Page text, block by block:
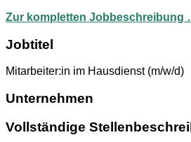
Zur kompletten Jobbeschreibung
Jobtitel
Mitarbeiter:in im Hausdienst (m/w/d)
Unternehmen
Vollständige